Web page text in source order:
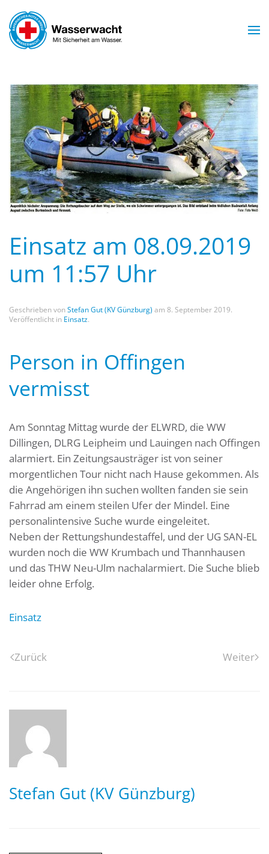
Skip to main content
Einsatz am 08.09.2019
um 11:57 Uhr
Geschrieben vonStefan Gut (KV Günzburg) am 8. September 2019.
Veröffentlicht in Einsatz.
Person in Offingen
vermisst
Am Sonntag Mittag wurde der ELWRD, die WW
Dillingen, DLRG Leipheim und Lauingen nach Offingen
alarmiert. Ein Zeitungsausträger ist von seiner
morgentlichen Tour nicht nach Hause gekommen. Als
die Angehörigen ihn suchen wollten fanden sie sein
Fahrrad am einem steilen Ufer der Mindel. Eine
personalintensive Suche wurde eingeleitet.
Neben der Rettungshundestaffel, und der UG SAN-EL
wurden noch die WW Krumbach und Thannhausen
und das THW Neu-Ulm nachalarmiert. Die Suche blieb
leider ohne Erfolg.
Einsatz
Zurück Weiter
Stefan Gut (KV Günzburg)